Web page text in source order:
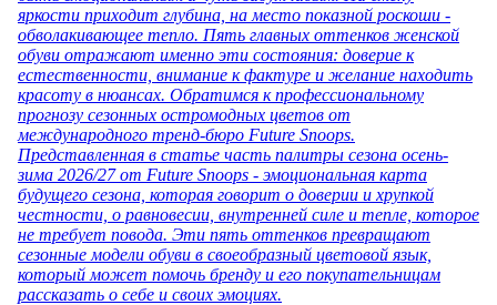
яркости приходит глубина, на место показной роскоши -
обволакивающее тепло. Пять главных оттенков женской
обуви отражают именно эти состояния: доверие к
естественности, внимание к фактуре и желание находить
красоту в нюансах. Обратимся к профессиональному
прогнозу сезонных остромодных цветов от
международного тренд-бюро Future Snoops.
Представленная в статье часть палитры сезона осень-
зима 2026/27 от Future Snoops - эмоциональная карта
будущего сезона, которая говорит о доверии и хрупкой
честности, о равновесии, внутренней силе и тепле, которое
не требует повода. Эти пять оттенков превращают
сезонные модели обуви в своеобразный цветовой язык,
который может помочь бренду и его покупательницам
рассказать о себе и своих эмоциях.